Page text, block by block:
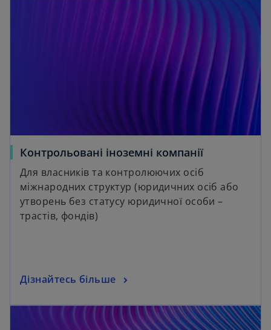
Контрольовані іноземні компанії
Для власників та контролюючих осіб
міжнародних структур (юридичних осіб або
утворень без статусу юридичної особи –
трастів, фондів)
Дізнайтесь більше